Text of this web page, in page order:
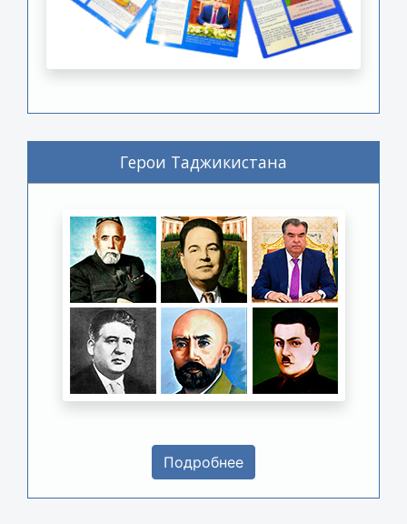
Герои Таджикистана
Подробнее